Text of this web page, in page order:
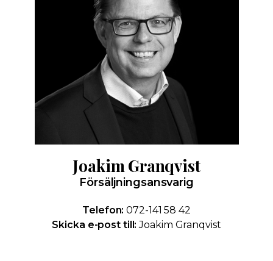
Joakim Granqvist
Försäljningsansvarig
Telefon:072-141 58 42
Skicka e-post till: Joakim Granqvist